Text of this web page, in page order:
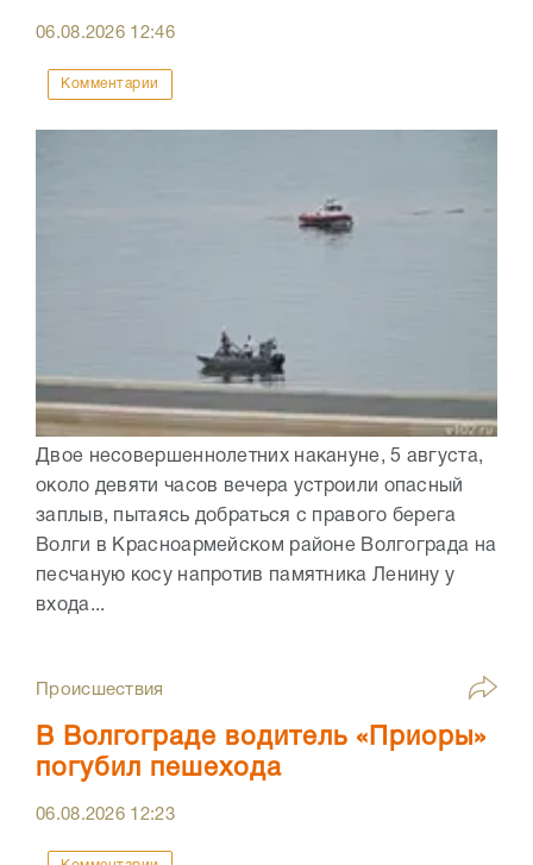
06.08.2026 12:46
Комментарии
Двое несовершеннолетних накануне, 5 августа,
около девяти часов вечера устроили опасный
заплыв, пытаясь добраться с правого берега
Волги в Красноармейском районе Волгограда на
песчаную косу напротив памятника Ленину у
входа...
Происшествия
В Волгограде водитель «Приоры»
погубил пешехода
06.08.2026 12:23